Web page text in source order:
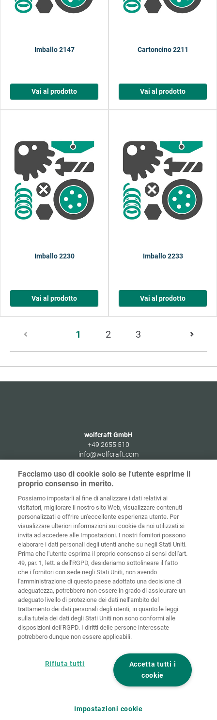
Imballo 2147
Vai al prodotto
Cartoncino 2211
Vai al prodotto
Imballo 2230
Vai al prodotto
Imballo 2233
Vai al prodotto
1 Pagina
1
2 3
wolfcraft GmbH
+49 2655 510
info@wolfcraft.com
Wolffstraße 1
56746 Kempenich
Germany
Home Contatti Colofone Tutela dei dati
CGC
Politiche sui
cookies Login
Dichiarazione
di accessibilità
Impostazioni sui cookie
Facciamo uso di cookie solo se l'utente esprime il
proprio consenso in merito.
Possiamo impostarli al fine di analizzare i dati relativi ai
visitatori, migliorare il nostro sito Web, visualizzare contenuti
personalizzati e offrire un'eccellente esperienza utente. Per
visualizzare ulteriori informazioni sui cookie da noi utilizzati si
invita ad accedere alle Impostazioni. I nostri fornitori possono
elaborare i dati personali degli utenti anche su negli Stati Uniti.
Prima che l'utente esprima il proprio consenso ai sensi dell'art.
49, par. 1, lett. a dell'RGPD, desideriamo sottolineare il fatto
che i fornitori con sede negli Stati Uniti, non avendo
l'amministrazione di questo paese adottato una decisione di
adeguatezza, potrebbero non essere in grado di assicurare un
adeguato livello di protezione dei dati nell'ambito del
trattamento dei dati personali degli utenti, in quanto le leggi
sulla tutela dei dati degli Stati Uniti non sono conformi alle
disposizioni dell'RGPD. I diritti delle persone interessate
potrebbero dunque non essere applicabili.
Accetta tutti i
cookie
Rifiuta tutti
Impostazioni cookie